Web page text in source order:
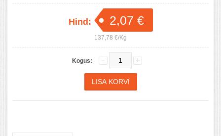
Hind: 2,07 €
137,78 €/Kg
Kogus: